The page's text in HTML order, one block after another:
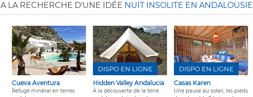
A LA RECHERCHE D'UNE IDÉE NUIT INSOLITE EN ANDALOUSIE
Cueva Aventura
Refuge minéral en terres
Hidden Valley Andalucia
À la découverte de la terre
DISPO EN LIGNE
Casas Karen
Une pause au soleil, les pieds
DISPO EN LIGNE